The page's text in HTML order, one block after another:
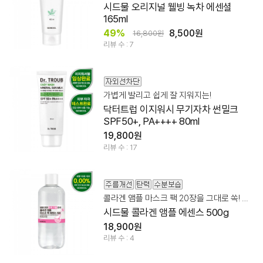
시드물 오리지널 웰빙 녹차 에센셜
165ml
49% 16,800원 8,500원
리뷰 수 : 7
가볍게 발리고 쉽게 잘 지워지는!
닥터트럽 이지워시 무기자차 썬밀크
SPF50+, PA++++ 80ml
19,800원
리뷰 수 : 17
시드물 콜라겐 앰플 에센스 500g
18,900원
리뷰 수 : 4